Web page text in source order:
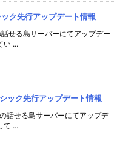
ク先行アップデート情報
せる島サーバーにてアップデー
い ...
ック先行アップデート情報
話せる島サーバーにてアップデ
て ...